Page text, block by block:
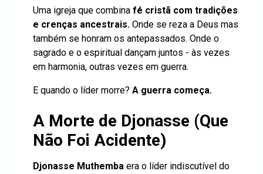
Uma igreja que combina fé cristã com tradições
e crenças ancestrais. Onde se reza a Deus mas
também se honram os antepassados. Onde o
sagrado e o espiritual dançam juntos - às vezes
em harmonia, outras vezes em guerra.
E quando o líder morre? A guerra começa.
A Morte de Djonasse (Que
Não Foi Acidente)
Djonasse Muthemba era o líder indiscutível do